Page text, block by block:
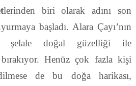
lerinden biri olarak adını son
başladı. Alara Çayı’nın
şelale doğal güzelliği ile
Henüz çok fazla kişi
de bu doğa harikası,